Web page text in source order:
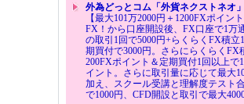
外為どっとコム「外貨ネクストネオ」
【最大101万2000円＋1200FXポイン
FX！から口座開設後、FX口座で1万
の取引1回で5000円+らくらくFX積立
期買付で3000円。さらにらくらくFX
200FXポイント＆定期買付1回以上で
イント。さらに取引量に応じて最大
加え、スクール受講と理解度テスト
で1000円、CFD開設と取引で最大